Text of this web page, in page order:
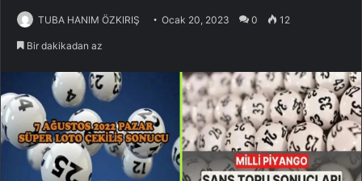
TUBA HANIM ÖZKIRIŞ Ocak 20, 2023 0 12
Bir dakikadan az